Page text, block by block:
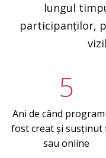
lungul
participanților,
5
Ani de când
fost creat și susținut
sau online